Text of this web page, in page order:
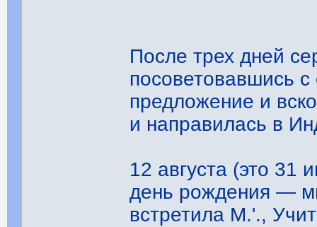
После трех дней
посоветовавшись
предложение и
и направилась в
12 августа (это 31
день рождения —
встретила М.'.,